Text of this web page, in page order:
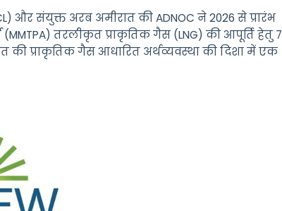
और संयुक्त अरब अमीरात की ADNOC ने 2026 से प्रारंभ
(MMTPA) तरलीकृत प्राकृतिक गैस (LNG) की आपूर्ति हेतु 7
प्राकृतिक गैस आधारित अर्थव्यवस्था की दिशा में एक